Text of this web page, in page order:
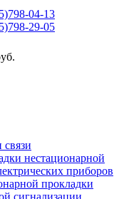
04-13
29-05
связи
нестационарной
приборов
прокладки
сигнализации